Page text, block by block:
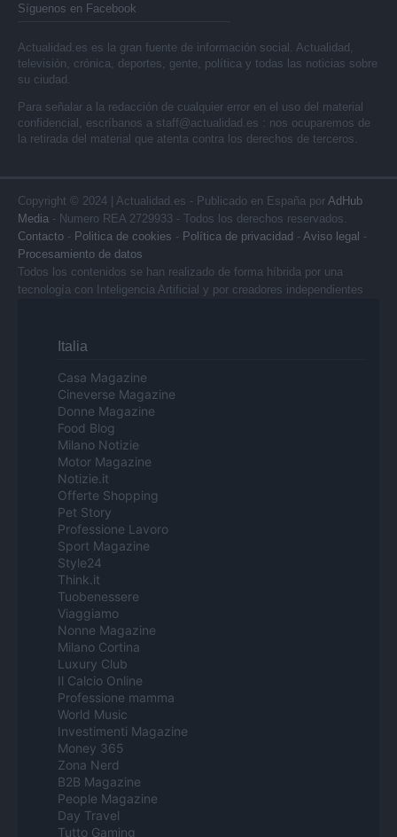
Síguenos en Facebook
Actualidad.es es la gran fuente de información social. Actualidad,
televisión, crónica, deportes, gente, política y todas las noticias sobre
su ciudad.
Para señalar a la redacción de cualquier error en el uso del material
confidencial, escríbanos a staff@actualidad.es : nos ocuparemos de
la retirada del material que atenta contra los derechos de terceros.
Copyright © 2024 | Actualidad.es - Publicado en España por AdHub
Media - Numero REA 2729933 - Todos los derechos reservados.
Contacto - Politica de cookies - Política de privacidad - Aviso legal -
Procesamiento de datos
Todos los contenidos se han realizado de forma híbrida por una
tecnología con Inteligencia Artificial y por creadores independientes
Italia
Casa Magazine
Cineverse Magazine
Donne Magazine
Food Blog
Milano Notizie
Motor Magazine
Notizie.it
Offerte Shopping
Pet Story
Professione Lavoro
Sport Magazine
Style24
Think.it
Tuobenessere
Viaggiamo
Nonne Magazine
Milano Cortina
Luxury Club
Il Calcio Online
Professione mamma
World Music
Investimenti Magazine
Money 365
Zona Nerd
B2B Magazine
People Magazine
Day Travel
Tutto Gaming